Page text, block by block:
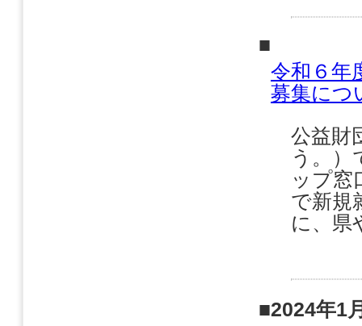
■
令和６年
募集につ
公益財
う。）
ップ窓
で新規
に、県
■2024年1